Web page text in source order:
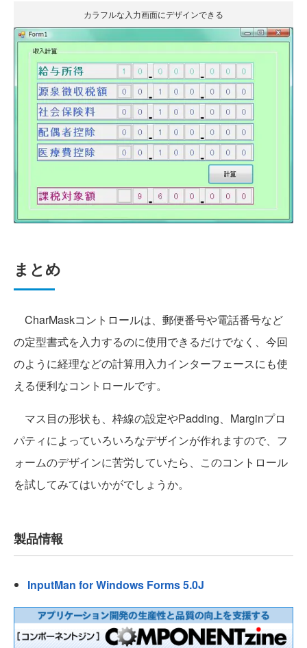
カラフルな入力画面にデザインできる
まとめ
CharMaskコントロールは、郵便番号や電話番号など
の定型書式を入力するのに使用できるだけでなく、今回
のように経理などの計算用入力インターフェースにも使
える便利なコントロールです。
マス目の形状も、枠線の設定やPadding、Marginプロ
パティによっていろいろなデザインが作れますので、フ
ォームのデザインに苦労していたら、このコントロール
を試してみてはいかがでしょうか。
製品情報
InputMan for Windows Forms 5.0J